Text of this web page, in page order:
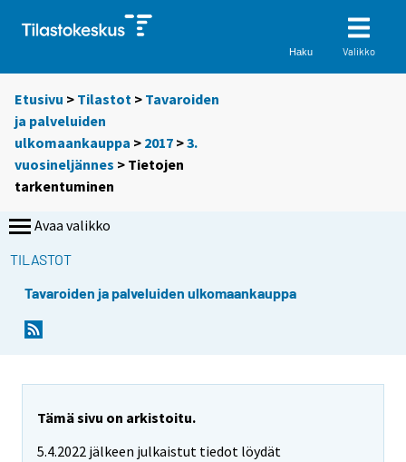
Haku Valikko
Etusivu > Tilastot > Tavaroiden
ja palveluiden
ulkomaankauppa > 2017 >3.
vuosineljännes > Tietojen
tarkentuminen
Avaa valikko
TILASTOT
Tavaroiden ja palveluiden ulkomaankauppa
Tämä sivu on arkistoitu.
5.4.2022 jälkeen julkaistut tiedot löydät